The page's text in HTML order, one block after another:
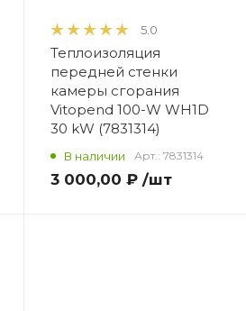
5.0
Теплоизоляция
передней стенки
камеры сгорания
Vitopend 100-W WH1D
30 kW (7831314)
В наличии Арт.: 7831314
3 000,00 ₽ /шт